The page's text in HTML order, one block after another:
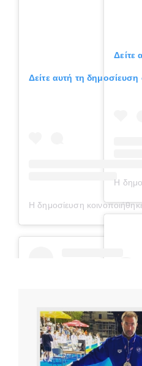
Δείτε αυτή τη
Η δημοσίευση
Δείτε
Η